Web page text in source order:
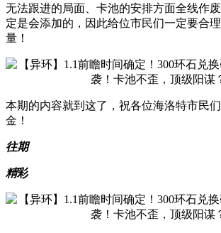
无法跟进的局面、卡池的安排方面全线作
定是会添加的，因此给位市民们一定要合
量！
本期的内容就到这了，祝各位海洛特市民
金！
往期
精彩